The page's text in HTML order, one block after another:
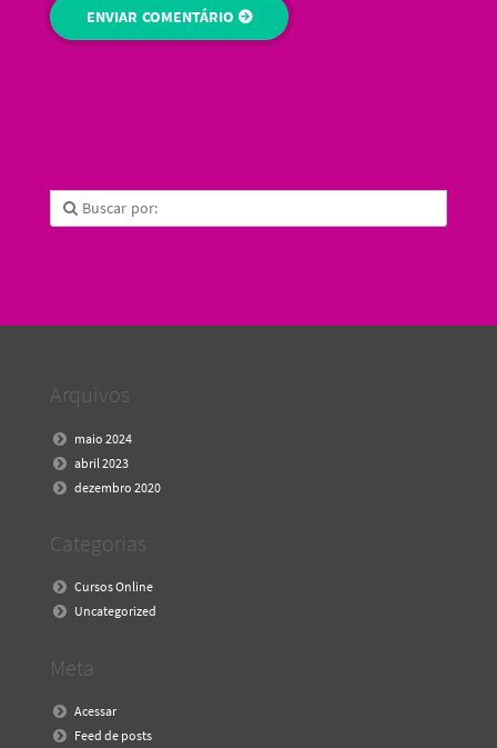
Arquivos
maio 2024
abril 2023
dezembro 2020
Categorias
Cursos Online
Uncategorized
Meta
Acessar
Feed de posts